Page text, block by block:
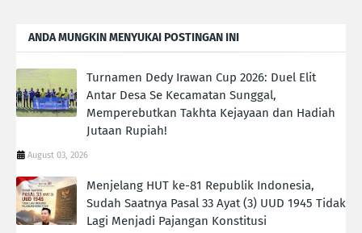
ANDA MUNGKIN MENYUKAI POSTINGAN INI
Turnamen Dedy Irawan Cup 2026: Duel Elit
Antar Desa Se Kecamatan Sunggal,
Memperebutkan Takhta Kejayaan dan Hadiah
Jutaan Rupiah!
August 03, 2026
Menjelang HUT ke-81 Republik Indonesia,
Sudah Saatnya Pasal 33 Ayat (3) UUD 1945 Tidak
Lagi Menjadi Pajangan Konstitusi